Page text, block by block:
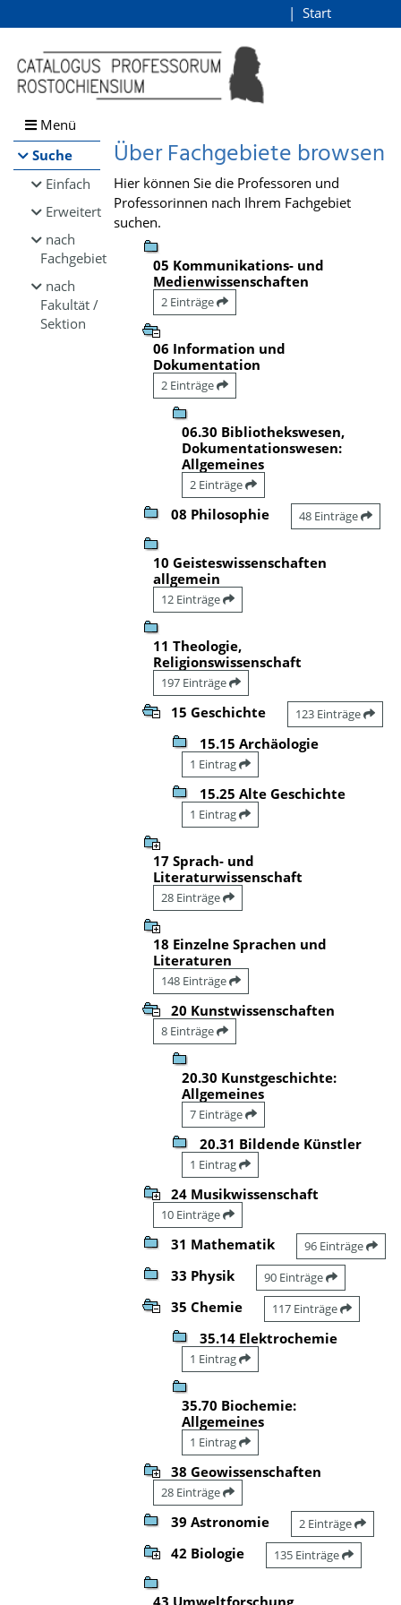
Browsen
direkt zum Inhalt
Start
Menü
Suche
Einfach
Erweitert
nach
Fachgebiet
nach
Fakultät /
Sektion
Über Fachgebiete browsen
Hier können Sie die Professoren und
Professorinnen nach Ihrem Fachgebiet
suchen.
05 Kommunikations- und
Medienwissenschaften
2 Einträge
06 Information und
Dokumentation
2 Einträge
06.30 Bibliothekswesen,
Dokumentationswesen:
Allgemeines
2 Einträge
08 Philosophie 48 Einträge
10 Geisteswissenschaften
allgemein
12 Einträge
11 Theologie,
Religionswissenschaft
197 Einträge
15 Geschichte 123 Einträge
15.15 Archäologie
1 Eintrag
15.25 Alte Geschichte
1 Eintrag
17 Sprach- und
Literaturwissenschaft
28 Einträge
18 Einzelne Sprachen und
Literaturen
148 Einträge
20 Kunstwissenschaften
8 Einträge
20.30 Kunstgeschichte:
Allgemeines
7 Einträge
20.31 Bildende Künstler
1 Eintrag
24 Musikwissenschaft
10 Einträge
31 Mathematik 96 Einträge
33 Physik 90 Einträge
35 Chemie 117 Einträge
35.14 Elektrochemie
1 Eintrag
35.70 Biochemie:
Allgemeines
1 Eintrag
38 Geowissenschaften
28 Einträge
39 Astronomie 2 Einträge
42 Biologie 135 Einträge
43 Umweltforschung,